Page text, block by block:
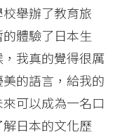
舉辦了教育旅
體驗了日本生
我真的覺得很厲
的語言，給我的
可以成為一名口
日本的文化歷